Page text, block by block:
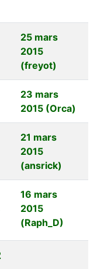
25 mars
2015
(freyot)
23 mars
2015 (Orca)
21 mars
2015
(ansrick)
16 mars
2015
(Raph_D)